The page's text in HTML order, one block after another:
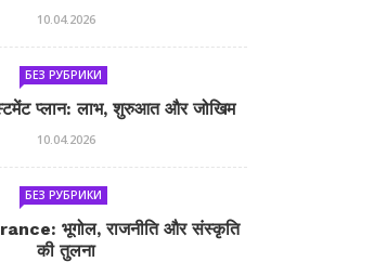
10.04.2026
БЕЗ РУБРИКИ
प्लान: लाभ, शुरुआत और जोखिम
10.04.2026
БЕЗ РУБРИКИ
भूगोल, राजनीति और संस्कृति
की तुलना